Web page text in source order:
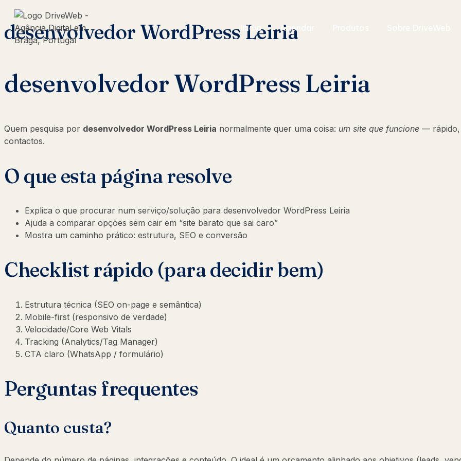
Início Agendar
desenvolvedor WordPress Leiria
desenvolvedor WordPress Leiria
Quem pesquisa por desenvolvedor WordPress Leiria normalmente quer uma coisa: um site que funcione — rápido,
contactos.
O que esta página resolve
Explica o que procurar num serviço/solução para desenvolvedor WordPress Leiria
Ajuda a comparar opções sem cair em “site barato que sai caro”
Mostra um caminho prático: estrutura, SEO e conversão
Checklist rápido (para decidir bem)
Estrutura técnica (SEO on-page e semântica)
Mobile-first (responsivo de verdade)
Velocidade/Core Web Vitals
Tracking (Analytics/Tag Manager)
CTA claro (WhatsApp / formulário)
Perguntas frequentes
Quanto custa?